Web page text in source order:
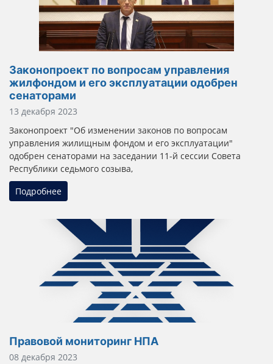
Законопроект по вопросам управления
жилфондом и его эксплуатации одобрен
сенаторами
Информация о материале
13 декабря 2023
Законопроект "Об изменении законов по вопросам
управления жилищным фондом и его эксплуатации"
одобрен сенаторами на заседании 11-й сессии Совета
Республики седьмого созыва,
Подробнее
Правовой мониторинг НПА
Информация о материале
08 декабря 2023